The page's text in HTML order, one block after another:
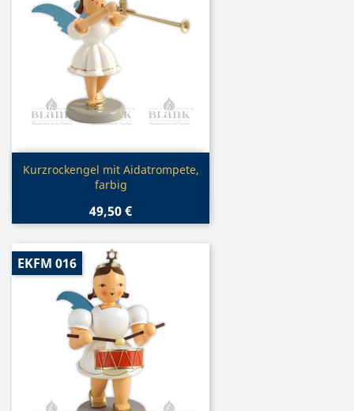
Vorschau
Kurzrockengel mit Aidatrompete,
farbig
49,50 €
EKFM 016